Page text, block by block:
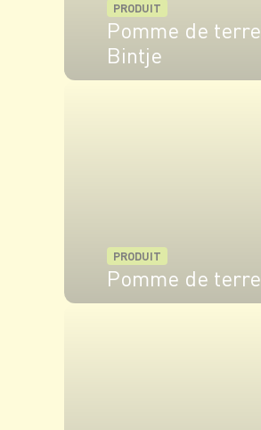
PRODUIT
Pomme de terre
Bintje
PRODUIT
Pomme de terre